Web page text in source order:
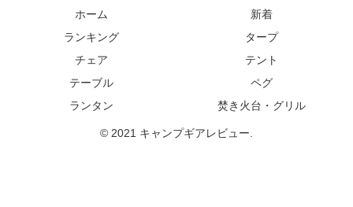
ホーム
新着
ランキング
タープ
チェア
テント
テーブル
ペグ
ランタン
焚き火台・グリル
© 2021 キャンプギアレビュー.